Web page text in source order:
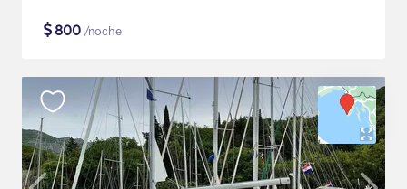
$800 /noche